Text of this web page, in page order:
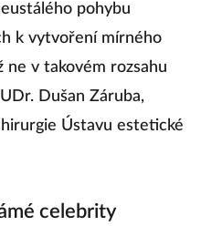
pohybu
k vytvoření mírného
ne v takovém rozsahu
Dušan Záruba,
Ústavu estetické
celebrity